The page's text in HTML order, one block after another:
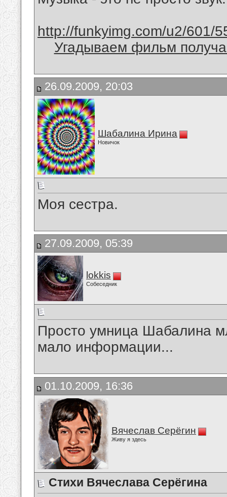
http://funkyimg.com/u2/601/
Угадываем фильм
26.09.2009, 20:03
Шабалина Ирина
Новичок
Моя сестра.
27.09.2009, 05:39
lokkis
Собеседник
Просто умница Шабалина
мало информации...
01.10.2009, 16:36
Вячеслав Серёгин
Живу я здесь
Стихи Вячеслава Серёгина